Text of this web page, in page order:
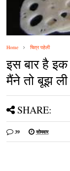
Home चित्र पहेली
इस बार है
मैंने तो बूझ
SHARE:
39 सोमवार